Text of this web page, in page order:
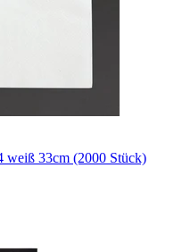
weiß 33cm (2000 Stück)